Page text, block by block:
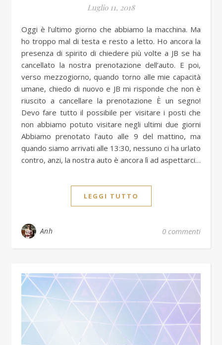
Luglio 11, 2018
Oggi è l’ultimo giorno che abbiamo la macchina. Ma
ho troppo mal di testa e resto a letto. Ho ancora la
presenza di spirito di chiedere più volte a JB se ha
cancellato la nostra prenotazione dell’auto. E poi,
verso mezzogiorno, quando torno alle mie capacità
umane, chiedo di nuovo e JB mi risponde che non è
riuscito a cancellare la prenotazione È un segno!
Devo fare tutto il possibile per visitare i posti che
non abbiamo potuto visitare negli ultimi due giorni
Abbiamo prenotato l’auto alle 9 del mattino, ma
quando siamo arrivati alle 13:30, nessuno ci ha urlato
contro, anzi, la nostra auto è ancora lì ad aspettarci…
LEGGI TUTTO
Anh 0 commenti